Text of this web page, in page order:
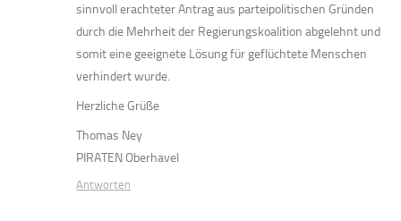
sinnvoll erachteter Antrag aus parteipolitischen Gründen
durch die Mehrheit der Regierungskoalition abgelehnt und
somit eine geeignete Lösung für geflüchtete Menschen
verhindert wurde.
Herzliche Grüße
Thomas Ney
PIRATEN Oberhavel
Antworten